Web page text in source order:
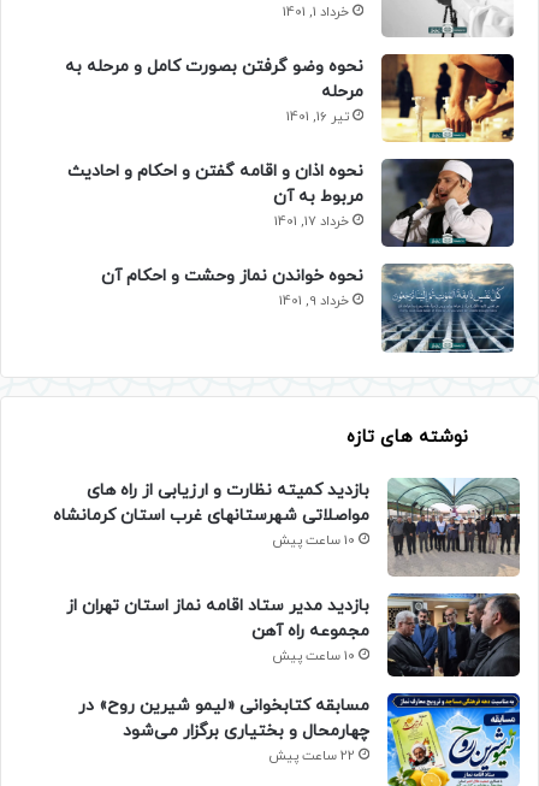
خرداد 1, 1401
نحوه وضو گرفتن بصورت کامل و مرحله به
مرحله
تیر 16, 1401
نحوه اذان و اقامه گفتن و احکام و احادیث
مربوط به آن
خرداد 17, 1401
نحوه خواندن نماز وحشت و احکام آن
خرداد 9, 1401
نوشته های تازه
بازدید کمیته نظارت و ارزیابی از راه های
مواصلاتی شهرستانهای غرب استان کرمانشاه
10 ساعت پیش
بازدید مدیر ستاد اقامه نماز استان تهران از
مجموعه راه آهن
10 ساعت پیش
مسابقه کتابخوانی «لیمو شیرین روح» در
چهارمحال و بختیاری برگزار می‌شود
22 ساعت پیش